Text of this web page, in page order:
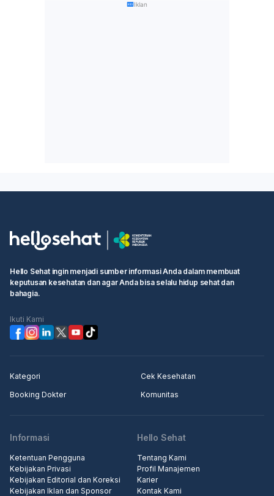
Iklan
Hello Sehat ingin menjadi sumber informasi Anda dalam membuat
keputusan kesehatan dan agar Anda bisa selalu hidup sehat dan
bahagia.
Ikuti Kami
Kategori
Cek Kesehatan
Booking Dokter
Komunitas
Informasi
Ketentuan Pengguna
Kebijakan Privasi
Kebijakan Editorial dan Koreksi
Kebijakan Iklan dan Sponsor
Hello Sehat
Tentang Kami
Profil Manajemen
Karier
Kontak Kami